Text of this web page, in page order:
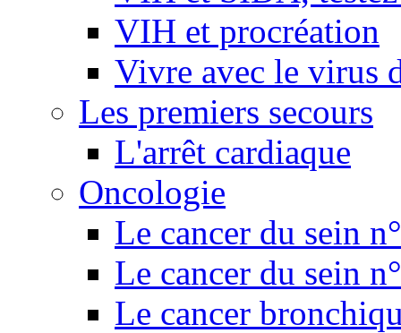
VIH et procréation
Vivre avec le virus
Les premiers secours
L'arrêt cardiaque
Oncologie
Le cancer du sein
Le cancer du sein
Le cancer